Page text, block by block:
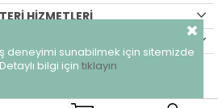
HİZMETLERİ
- Tüm hakları saklıdır.
deneyimi sunabilmek için sitemizde
bilgi için tıklayın